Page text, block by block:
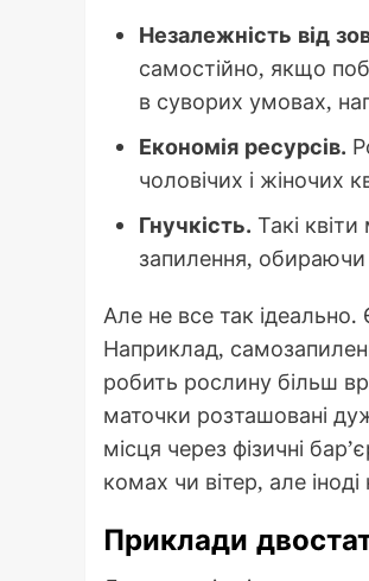
Незалежність від
самостійно, якщо
в суворих умовах,
Економія ресурсів.
чоловічих і жіночих
Гнучкість. Такі
запилення,
Але не все так
Наприклад,
робить рослину більш
маточки розташовані
місця через фізичні
комах чи вітер, але
Приклади